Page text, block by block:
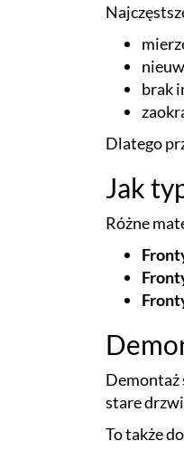
brak
Dlatego
Jak
Różne
Demontaż
stare
To także